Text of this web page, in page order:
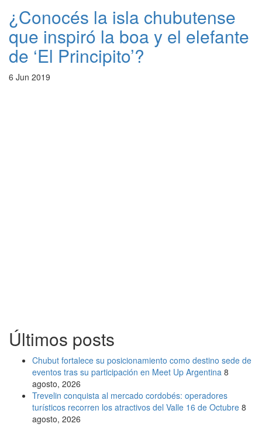
¿Conocés la isla chubutense
que inspiró la boa y el elefante
de ‘El Principito’?
6 Jun 2019
Últimos posts
Chubut fortalece su posicionamiento como destino sede de
eventos tras su participación en Meet Up Argentina 8
agosto, 2026
Trevelin conquista al mercado cordobés: operadores
turísticos recorren los atractivos del Valle 16 de Octubre 8
agosto, 2026